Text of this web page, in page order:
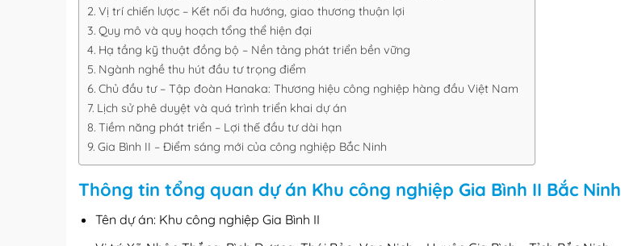
Vị trí chiến lược – Kết nối đa hướng, giao thương thuận lợi
Quy mô và quy hoạch tổng thể hiện đại
Hạ tầng kỹ thuật đồng bộ – Nền tảng phát triển bền vững
Ngành nghề thu hút đầu tư trọng điểm
Chủ đầu tư – Tập đoàn Hanaka: Thương hiệu công nghiệp hàng đầu Việt Nam
Lịch sử phê duyệt và quá trình triển khai dự án
Tiềm năng phát triển – Lợi thế đầu tư dài hạn
Gia Bình II – Điểm sáng mới của công nghiệp Bắc Ninh
Thông tin tổng quan dự án Khu công nghiệp Gia Bình II Bắc Ninh
Tên dự án: Khu công nghiệp Gia Bình II